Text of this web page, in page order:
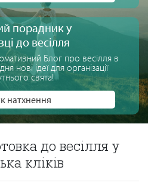
порадник у
до весілля
Блог про весілля в
нові ідеї для організації
свята!
натхнення
до весілля у
кліків